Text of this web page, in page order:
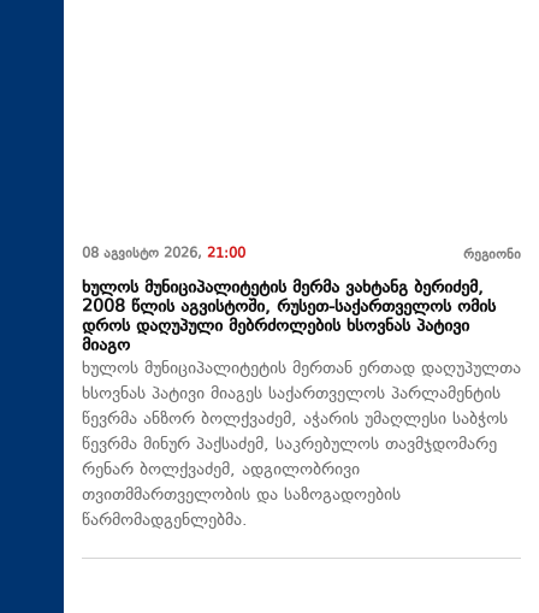
08 აგვისტო 2026, 21:00 რეგიონი
ხულოს მუნიციპალიტეტის მერმა ვახტანგ ბერიძემ,
2008 წლის აგვისტოში, რუსეთ-საქართველოს ომის
დროს დაღუპული მებრძოლების ხსოვნას პატივი
მიაგო
ხულოს მუნიციპალიტეტის მერთან ერთად დაღუპულთა
ხსოვნას პატივი მიაგეს საქართველოს პარლამენტის
წევრმა ანზორ ბოლქვაძემ, აჭარის უმაღლესი საბჭოს
წევრმა მინურ პაქსაძემ, საკრებულოს თავმჯდომარე
რენარ ბოლქვაძემ, ადგილობრივი
თვითმმართველობის და საზოგადოების
წარმომადგენლებმა.